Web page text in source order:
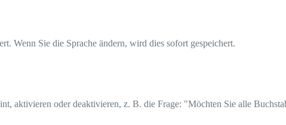
Wenn Sie die Sprache ändern, wird dies sofort gespeichert.
aktivieren oder deaktivieren, z. B. die Frage: "Möchten Sie alle